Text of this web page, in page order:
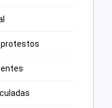
protestos